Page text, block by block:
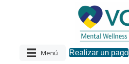
Realizar un pago
Menú